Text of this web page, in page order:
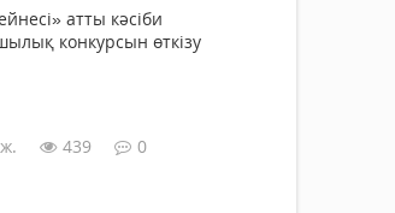
атты кәсіби
конкурсын өткізу
439
0